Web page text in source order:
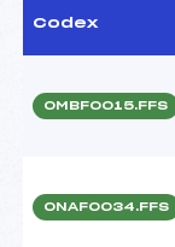
Codex
OMBF0015.FFS
ONAF0034.FFS